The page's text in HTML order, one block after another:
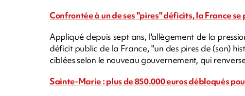
Confrontée à un de ses "pires" déficits, la France
Appliqué depuis sept ans, l'allègement de la
déficit public de la France, "un des pires de (son)
ciblées selon le nouveau gouvernement, qui
Sainte-Marie : plus de 850.000 euros débloqués